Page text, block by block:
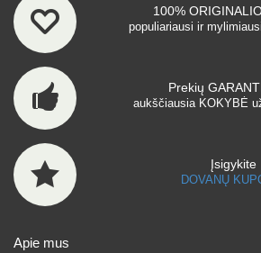
100%
populiariausi ir
Prekių
aukščiausia KOKYBĖ
Įsigykite
DOVANŲ
Apie mus